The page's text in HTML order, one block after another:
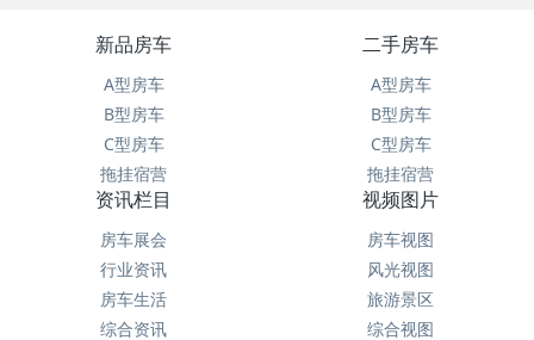
新品房车
A型房车
B型房车
C型房车
拖挂宿营
二手房车
A型房车
B型房车
C型房车
拖挂宿营
资讯栏目
房车展会
行业资讯
房车生活
综合资讯
视频图片
房车视图
风光视图
旅游景区
综合视图